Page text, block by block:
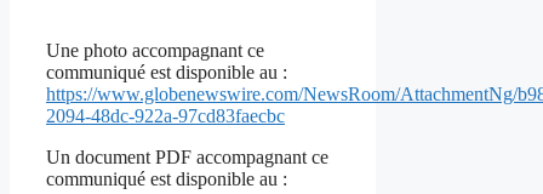
Une photo accompagnant ce
communiqué est disponible au :
https://www.globenewswire.com/NewsRoom/AttachmentNg/
2094-48dc-922a-97cd83faecbc
Un document PDF accompagnant ce
communiqué est disponible au :